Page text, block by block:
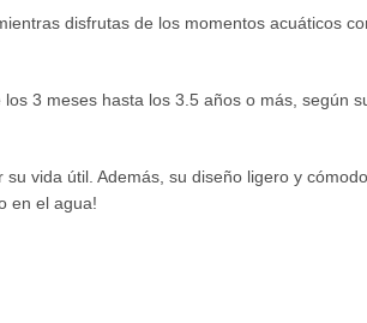
disfrutas de los momentos acuáticos
3 meses hasta los 3.5 años o más, según
vida útil. Además, su diseño ligero y
en el agua!